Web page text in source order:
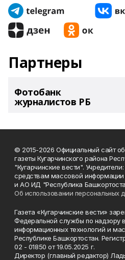
Партнеры
Фотобанк
журналистов РБ
© 2015-2026 Официальный сайт
газеты Кугарчинского района
"Кугарчинские вести".
средствам массовой информации
и АО ИД "Республика
Об использовании персональных
Газета «Кугарчинские вести»
Федеральной службы по надзору
информационных технологий и
Республике Башкортостан.
02 - 01850 от 19.05.2025 г.
Директор (главный редактор)